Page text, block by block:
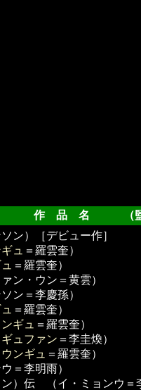
作 品 名 （監
ン）［デビュー作］
ュ ＝羅雲奎）
＝羅雲奎）
ン・ウン＝黄雲）
ン＝李慶孫）
＝羅雲奎）
ギュ ＝羅雲奎）
ュファン ＝李圭煥）
ンギュ ＝羅雲奎）
＝李明雨）
ン）伝 （イ・ミョンウ＝